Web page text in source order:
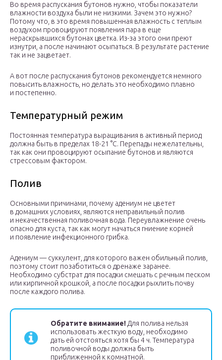
Во время распускания бутонов нужно, чтобы показатели
влажности воздуха были не низкими. Зачем это нужно?
Потому что, в это время повышенная влажность с теплым
воздухом провоцируют появления пара в еще
нераскрывшихся бутонах цветка. Из-за этого они преют
изнутри, а после начинают осыпаться. В результате растение
так и не зацветает.
А вот после распускания бутонов рекомендуется немного
повысить влажность, но делать это необходимо плавно
и постепенно.
Температурный режим
Постоянная температура выращивания в активный период
должна быть в пределах 18-21 °С. Перепады нежелательны,
так как они провоцируют осыпание бутонов и являются
стрессовым фактором.
Полив
Основными причинами, почему адениум не цветет
в домашних условиях, являются неправильный полив
и некачественная поливочная вода. Переувлажнение очень
опасно для куста, так как могут начаться гниение корней
и появление инфекционного грибка.
Адениум — суккулент, для которого важен обильный полив,
поэтому стоит позаботиться о дренаже заранее.
Необходимо субстрат для посадки смешать с речным песком
или кирпичной крошкой, а после посадки рыхлить почву
после каждого полива.
Обратите внимание! Для полива нельзя
использовать жесткую воду, необходимо
дать ей отстояться хотя бы 4 ч. Температура
поливочной воды должна быть
приближенной к комнатной.